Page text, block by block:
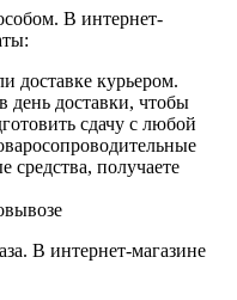
В интернет-
доставке курьером.
день доставки, чтобы
сдачу с любой
средства, получаете
В интернет-магазине